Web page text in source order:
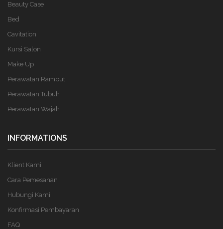
Beauty Case
Bed
Cavitation
Kursi Salon
Make Up
Perawatan Rambut
Perawatan Tubuh
Perawatan Wajah
INFORMATIONS
Klient Kami
Cara Pemesanan
Hubungi Kami
Konfirmasi Pembayaran
FAQ